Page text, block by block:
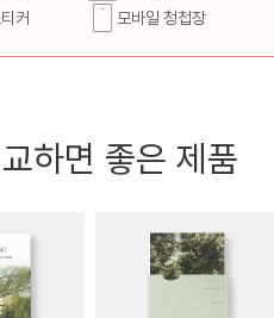
커
모바일 청첩장
하면 좋은 제품